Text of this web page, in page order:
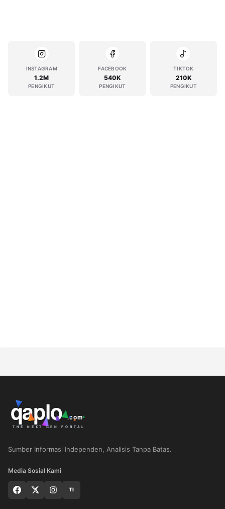
INSTAGRAM
1.2M
PENGIKUT
FACEBOOK
540K
PENGIKUT
TIKTOK
210K
PENGIKUT
Sumber Informasi Independen, Analisis Tanpa Batas.
Media Sosial Kami
TI